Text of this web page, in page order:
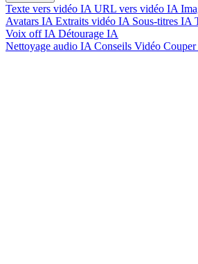
Texte vers vidéo IA URL vers vidéo IA
Avatars IA Extraits vidéo IA Sous-titres IA
Voix off IA Détourage IA
Nettoyage audio IA Conseils Vidéo Couper